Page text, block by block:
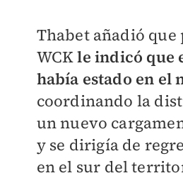
Thabet añadió que
WCKle indicó que
había estado en el
coordinando la
un nuevo
y se dirigía de
en el sur del